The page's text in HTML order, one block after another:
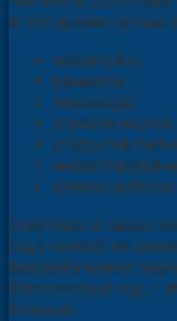
в это время лучше
женитьбы;
ремонта;
переезда;
строительства
открытия
смены работы.
Скептики в свою
году ничего не
февраля имеет
Високосный год –
больше.